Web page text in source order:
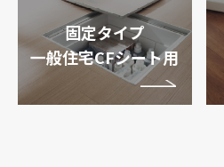
固定タイプ
一般住宅CFシート用